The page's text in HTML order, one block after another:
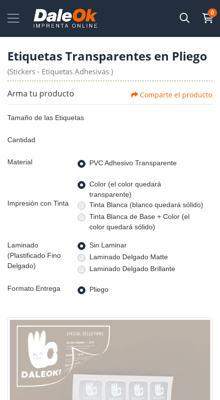
0
Etiquetas Transparentes en Pliego
(Stickers - Etiquetas Adhesivas )
Arma tu producto Comparte el producto
Tamaño de las Etiquetas
Cantidad
Material PVC Adhesivo Transparente
Impresión con Tinta
Color (el color quedará
transparente)
Tinta Blanca (blanco quedará sólido)
Tinta Blanca de Base + Color (el
color quedará sólido)
Laminado
(Plastificado Fino
Delgado)
Sin Laminar
Laminado Delgado Matte
Laminado Delgado Brillante
Formato Entrega Pliego